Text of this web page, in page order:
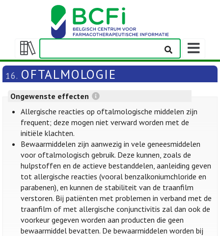
Weergeven/verbergen
inhoudstafel
16. OFTALMOLOGIE
Ongewenste effecten
Allergische reacties op oftalmologische middelen zijn
frequent; deze mogen niet verward worden met de
initiële klachten.
Bewaarmiddelen zijn aanwezig in vele geneesmiddelen
voor oftalmologisch gebruik. Deze kunnen, zoals de
hulpstoffen en de actieve bestanddelen, aanleiding geven
tot allergische reacties (vooral benzalkoniumchloride en
parabenen), en kunnen de stabiliteit van de traanfilm
verstoren. Bij patiënten met problemen in verband met de
traanfilm of met allergische conjunctivitis zal dan ook de
voorkeur gegeven worden aan producten die geen
bewaarmiddel bevatten. De bewaarmiddelen worden bij